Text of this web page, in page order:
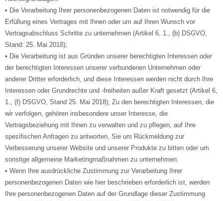
• Die Verarbeitung Ihrer personenbezogenen Daten ist notwendig für die
Erfüllung eines Vertrages mit Ihnen oder um auf Ihren Wunsch vor
Vertragsabschluss Schritte zu unternehmen (Artikel 6, 1., (b) DSGVO,
Stand: 25. Mai 2018);
• Die Verarbeitung ist aus Gründen unserer berechtigten Interessen oder
der berechtigten Interessen unserer verbundenen Unternehmen oder
anderer Dritter erforderlich, und diese Interessen werden nicht durch Ihre
Interessen oder Grundrechte und -freiheiten außer Kraft gesetzt (Artikel 6,
1., (f) DSGVO, Stand 25. Mai 2018); Zu den berechtigten Interessen, die
wir verfolgen, gehören insbesondere unser Interesse, die
Vertragsbeziehung mit Ihnen zu verwalten und zu pflegen, auf Ihre
spezifischen Anfragen zu antworten, Sie um Rückmeldung zur
Verbesserung unserer Website und unserer Produkte zu bitten oder um
sonstige allgemeine Marketingmaßnahmen zu unternehmen.
• Wenn Ihre ausdrückliche Zustimmung zur Verarbeitung Ihrer
personenbezogenen Daten wie hier beschrieben erforderlich ist, werden
Ihre personenbezogenen Daten auf der Grundlage dieser Zustimmung